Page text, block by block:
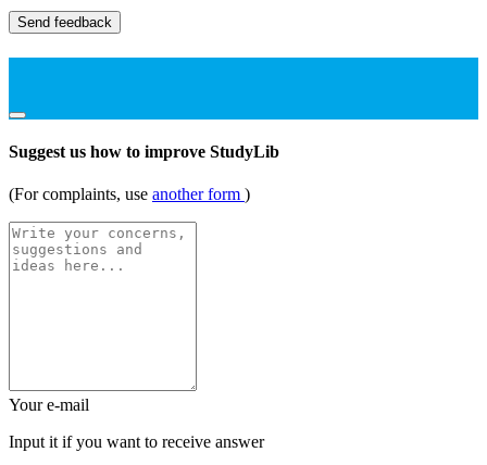
Send feedback
Suggest us how to improve StudyLib
(For complaints, use another form )
Your e-mail
Input it if you want to receive answer